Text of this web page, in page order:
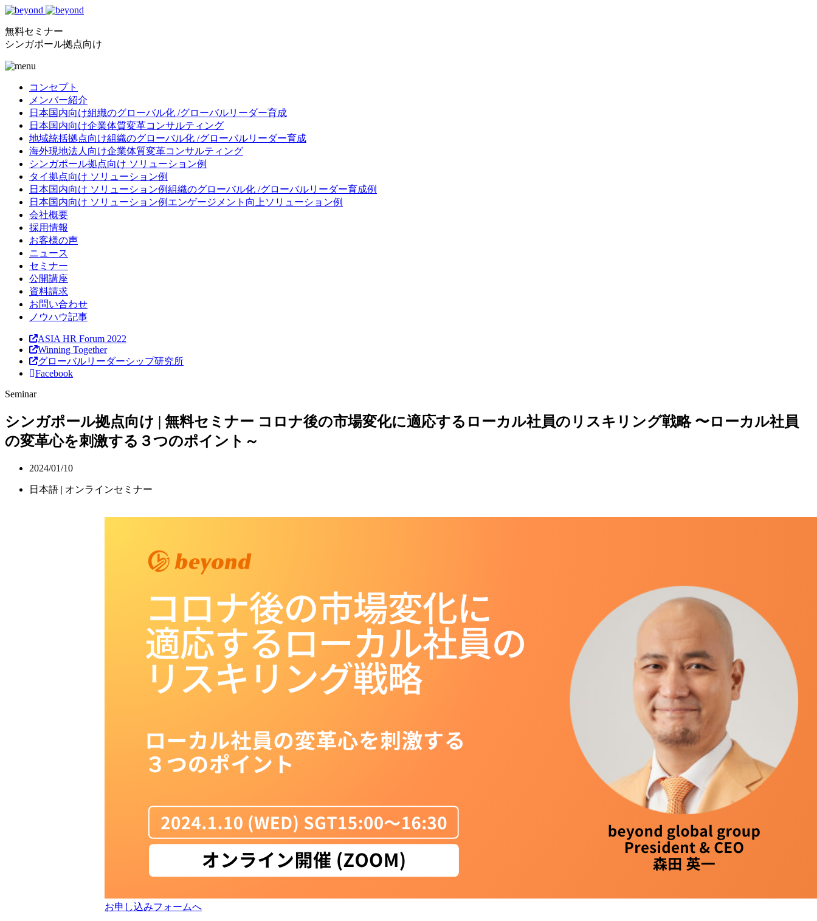
無料セミナー
シンガポール拠点向け
コンセプト
メンバー紹介
日本国内向け組織のグローバル化 /グローバルリーダー育成
日本国内向け企業体質変革コンサルティング
地域統括拠点向け組織のグローバル化 /グローバルリーダー育成
海外現地法人向け企業体質変革コンサルティング
シンガポール拠点向け ソリューション例
タイ拠点向け ソリューション例
日本国内向け ソリューション例組織のグローバル化 /グローバルリーダー育成例
日本国内向け ソリューション例 エンゲージメント向上ソリューション例
会社概要
採用情報
お客様の声
ニュース
セミナー
公開講座
資料請求
お問い合わせ
ノウハウ記事
ASIA HR Forum 2022
Winning Together
グローバルリーダーシップ研究所
Facebook
Seminar
シンガポール拠点向け | 無料セミナー コロナ後の市場変化に適応するローカル社員のリスキリング戦略 〜ローカル社員
の変革心を刺激する３つのポイント～
2024/01/10
日本語 | オンラインセミナー
お申し込みフォームへ